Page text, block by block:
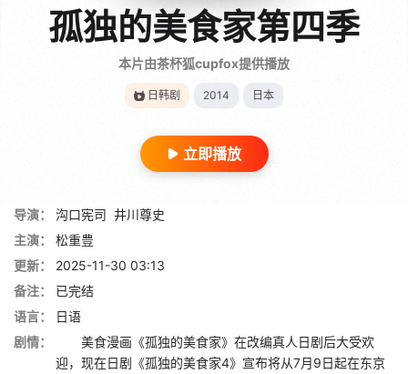
孤独的美食家第四季
本片由茶杯狐cupfox提供播放
日韩剧 2014 日本
立即播放
导演： 沟口宪司 井川尊史
主演：
松重豊
更新：
2025-11-30 03:13
备注：
已完结
语言：
日语
剧情：
美食漫画《孤独的美食家》在改编真人日剧后大受欢
迎，现在日剧《孤独的美食家4》宣布将从7月9日起在东京